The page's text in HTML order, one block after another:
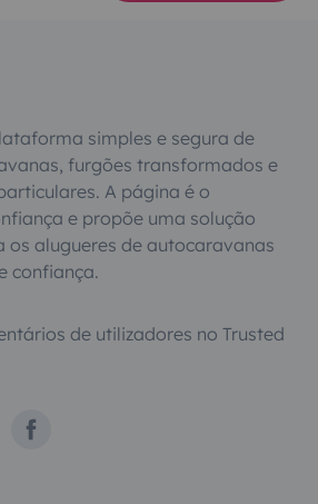
simples e segura de
furgões transformados e
A página é o
e propõe uma solução
os alugueres de autocaravanas
confiança.
de utilizadores no Trusted
Facebook